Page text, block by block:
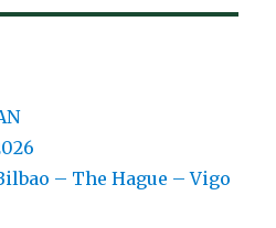
– The Hague – Vigo